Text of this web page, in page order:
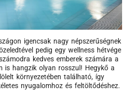
igencsak nagy népszerűségnek
pedig egy wellness hétvége
kedves emberek számára a
is hangzik olyan rosszul! Hegykő a
környezetében található, így
nyugalomhoz és feltöltődéshez.